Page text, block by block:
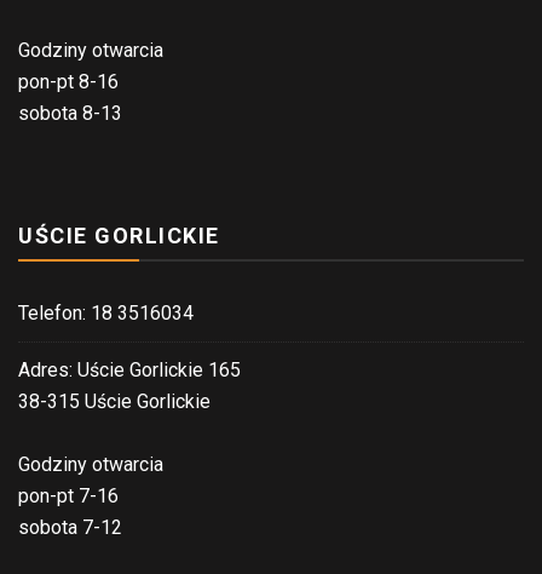
Godziny otwarcia
pon-pt 8-16
sobota 8-13
UŚCIE GORLICKIE
Telefon: 18 3516034
Adres: Uście Gorlickie 165
38-315 Uście Gorlickie
Godziny otwarcia
pon-pt 7-16
sobota 7-12